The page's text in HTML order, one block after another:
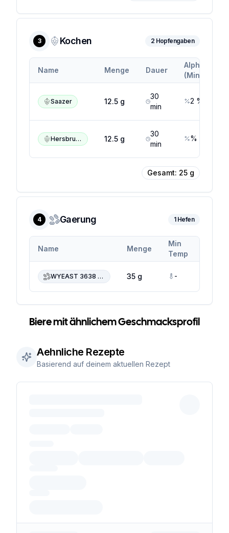
3 Kochen 2 Hopfengaben
Name Menge Dauer
Alpha
(Min.)
Saazer 12.5 g
30
min
2 %
Hersbrucker 12.5 g
30
min
%
Gesamt: 25 g
4 Gaerung 1Hefen
Name Menge
Min
Temp
WYEAST 3638 Bavarian Wheat 35 g -
Biere mit ähnlichem Geschmacksprofil
Aehnliche Rezepte
Basierend auf deinem aktuellen Rezept